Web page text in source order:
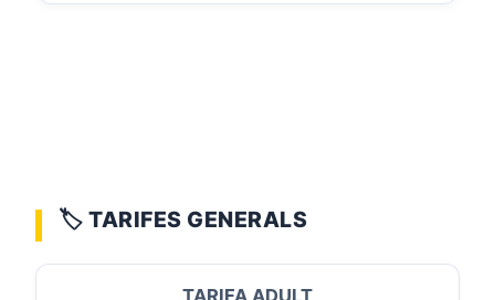
🏷️ TARIFES GENERALS
TARIFA ADULT